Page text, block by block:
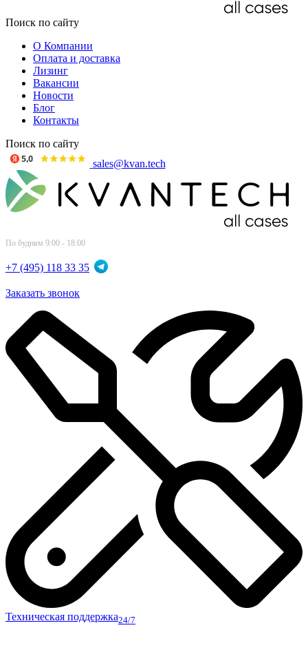
Поиск по сайту
О Компании
Оплата и доставка
Лизинг
Вакансии
Новости
Блог
Контакты
Поиск по сайту
sales@kvan.tech
По будням 9:00 - 18:00
+7 (495) 118 33 35
Заказать звонок
Техническая поддержка24/7